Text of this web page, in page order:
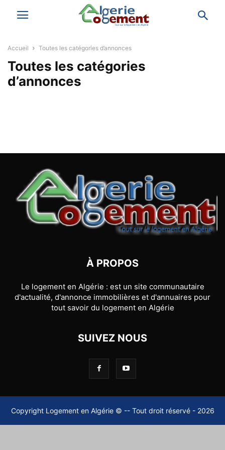
Accueil Toutes les catégories d’annonces
Toutes les catégories
d’annonces
À PROPOS
Le logement en Algérie : est un site communautaire
d'actualité, d'annonce immobilières et d'annuaires pour
tout savoir du logement en Algérie
SUIVEZ NOUS
Copyright Logement en Algérie © -- Tout droit réservé - 2026